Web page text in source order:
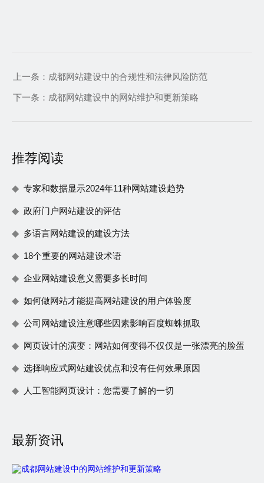
上一条： 成都网站建设中的合规性和法律风险防范
下一条： 成都网站建设中的网站维护和更新策略
推荐阅读
专家和数据显示2024年11种网站建设趋势
政府门户网站建设的评估
多语言网站建设的建设方法
18个重要的网站建设术语
企业网站建设意义需要多长时间
如何做网站才能提高网站建设的用户体验度
公司网站建设注意哪些因素影响百度蜘蛛抓取
网页设计的演变：网站如何变得不仅仅是一张漂亮的脸蛋
选择响应式网站建设优点和没有任何效果原因
人工智能网页设计：您需要了解的一切
最新资讯